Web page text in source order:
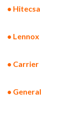
• Hitecsa
• Lennox
• Carrier
• General